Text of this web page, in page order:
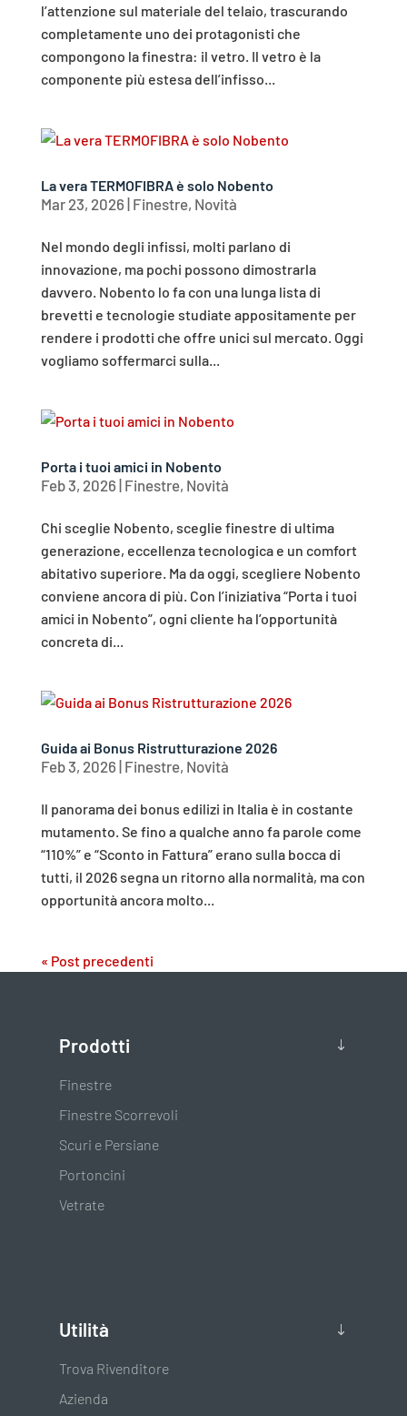
l’attenzione sul materiale del telaio, trascurando
completamente uno dei protagonisti che
compongono la finestra: il vetro. Il vetro è la
componente più estesa dell’infisso...
La vera TERMOFIBRA è solo Nobento
Mar 23, 2026 | Finestre, Novità
Nel mondo degli infissi, molti parlano di
innovazione, ma pochi possono dimostrarla
davvero. Nobento lo fa con una lunga lista di
brevetti e tecnologie studiate appositamente per
rendere i prodotti che offre unici sul mercato. Oggi
vogliamo soffermarci sulla...
Porta i tuoi amici in Nobento
Feb 3, 2026 | Finestre, Novità
Chi sceglie Nobento, sceglie finestre di ultima
generazione, eccellenza tecnologica e un comfort
abitativo superiore. Ma da oggi, scegliere Nobento
conviene ancora di più. Con l’iniziativa “Porta i tuoi
amici in Nobento”, ogni cliente ha l’opportunità
concreta di...
Guida ai Bonus Ristrutturazione 2026
Feb 3, 2026 | Finestre, Novità
Il panorama dei bonus edilizi in Italia è in costante
mutamento. Se fino a qualche anno fa parole come
“110%” e “Sconto in Fattura” erano sulla bocca di
tutti, il 2026 segna un ritorno alla normalità, ma con
opportunità ancora molto...
« Post precedenti
Prodotti
Finestre
Finestre Scorrevoli
Scuri e Persiane
Portoncini
Vetrate
Utilità
Trova Rivenditore
Azienda